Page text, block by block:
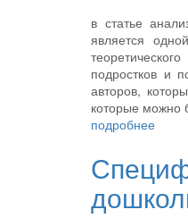
в статье
является
подростков и
авторов,
которые можно
подробнее